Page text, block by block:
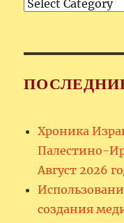
Рубрики
Хроника
Палестино-
Август 2026
создания